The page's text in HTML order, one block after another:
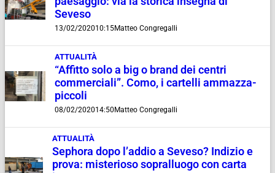
Seveso
13/02/202010:15Matteo Congregalli
ATTUALITÀ
“Affitto solo a big o brand dei centri
commerciali”. Como, i cartelli ammazza-
piccoli
08/02/202014:50Matteo Congregalli
ATTUALITÀ
Sephora dopo l’addio a Seveso? Indizio e
prova: misterioso sopralluogo con carta